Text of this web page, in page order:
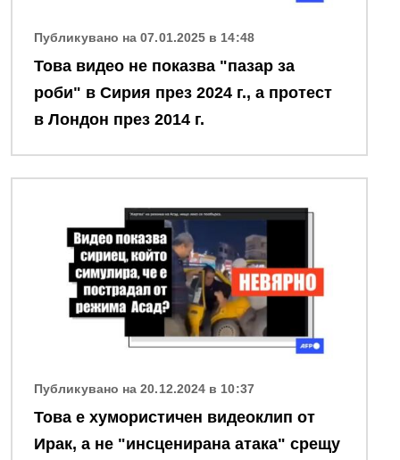
Публикувано на 07.01.2025 в 14:48
Това видео не показва "пазар за
роби" в Сирия през 2024 г., а протест
в Лондон през 2014 г.
Публикувано на 20.12.2024 в 10:37
Това е хумористичен видеоклип от
Ирак, а не "инсценирана атака" срещу